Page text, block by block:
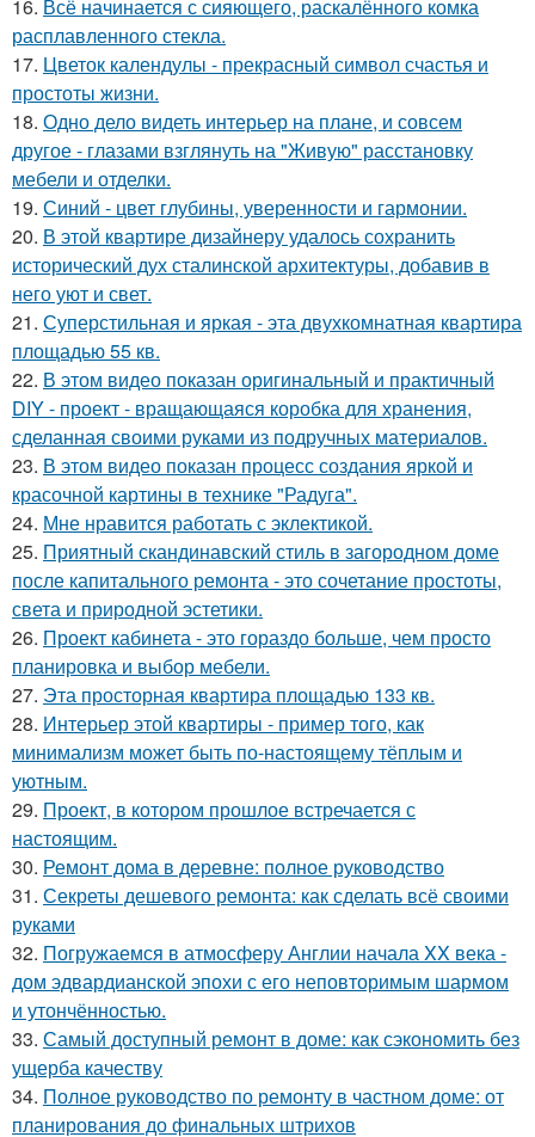
16. Всё начинается с сияющего, раскалённого комка
расплавленного стекла.
17. Цветок календулы - прекрасный символ счастья и
простоты жизни.
18. Одно дело видеть интерьер на плане, и совсем
другое - глазами взглянуть на "Живую" расстановку
мебели и отделки.
19. Синий - цвет глубины, уверенности и гармонии.
20. В этой квартире дизайнеру удалось сохранить
исторический дух сталинской архитектуры, добавив в
него уют и свет.
21. Суперстильная и яркая - эта двухкомнатная квартира
площадью 55 кв.
22. В этом видео показан оригинальный и практичный
DIY - проект - вращающаяся коробка для хранения,
сделанная своими руками из подручных материалов.
23. В этом видео показан процесс создания яркой и
красочной картины в технике "Радуга".
24. Мне нравится работать с эклектикой.
25. Приятный скандинавский стиль в загородном доме
после капитального ремонта - это сочетание простоты,
света и природной эстетики.
26. Проект кабинета - это гораздо больше, чем просто
планировка и выбор мебели.
27. Эта просторная квартира площадью 133 кв.
28. Интерьер этой квартиры - пример того, как
минимализм может быть по-настоящему тёплым и
уютным.
29. Проект, в котором прошлое встречается с
настоящим.
30. Ремонт дома в деревне: полное руководство
31. Секреты дешевого ремонта: как сделать всё своими
руками
32. Погружаемся в атмосферу Англии начала XX века -
дом эдвардианской эпохи с его неповторимым шармом
и утончённостью.
33. Самый доступный ремонт в доме: как сэкономить без
ущерба качеству
34. Полное руководство по ремонту в частном доме: от
планирования до финальных штрихов